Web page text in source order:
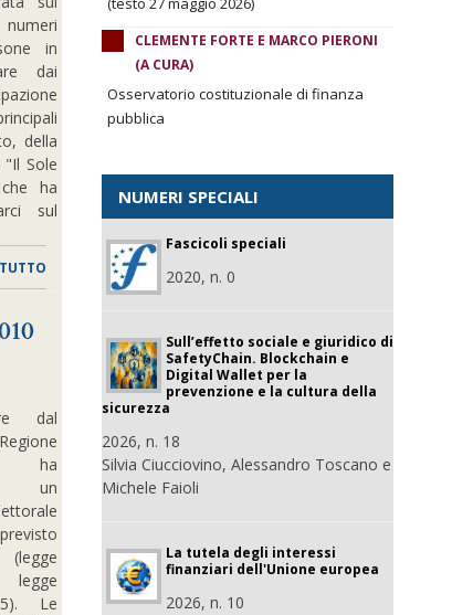
in
dai
della
Sole
ha
sul
dal
ha
un
legge
Le
CLEMENTE FORTE E MARCO PIERONI
(A CURA)
Osservatorio costituzionale di finanza
pubblica
NUMERI SPECIALI
Fascicoli speciali
2020, n. 0
Sull’effetto sociale e giuridico di
SafetyChain. Blockchain e
Digital Wallet per la
prevenzione e la cultura della
sicurezza
2026, n. 18
Silvia Ciucciovino, Alessandro Toscano e
Michele Faioli
La tutela degli interessi
finanziari dell'Unione europea
2026, n. 10